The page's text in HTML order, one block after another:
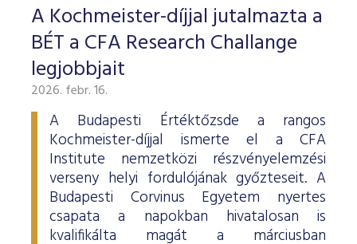
A Kochmeister-díjjal jutalmazta a
BÉT a CFA Research Challange
legjobbjait
2026. febr. 16.
A Budapesti Értéktőzsde a rangos
Kochmeister-díjjal ismerte el a CFA
Institute nemzetközi részvényelemzési
verseny helyi fordulójának győzteseit. A
Budapesti Corvinus Egyetem nyertes
csapata a napokban hivatalosan is
kvalifikálta magát a márciusban